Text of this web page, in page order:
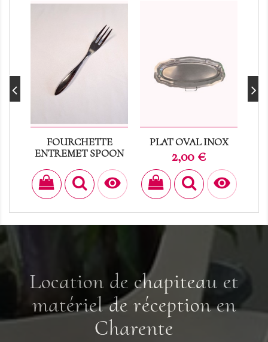
FOURCHETTE
ENTREMET SPOON
Prix
0,40 €

PLAT OVAL INOX
Prix
2,00 €

Location de chapiteau et
matériel de réception en
Charente